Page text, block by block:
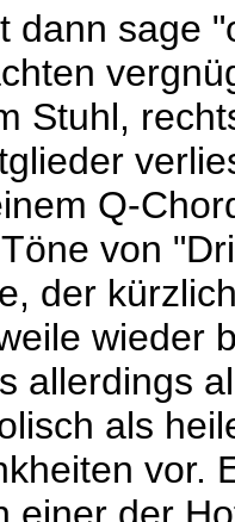
dann sage
Stuhl,
Q-
von
der
wieder
allerdings
als
vor.